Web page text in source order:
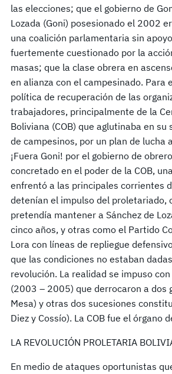
las elecciones; que el gobierno de
Lozada (Goni) posesionado el 2002
una coalición parlamentaria sin
fuertemente cuestionado por la
masas; que la clase obrera en
en alianza con el campesinado. Para
política de recuperación de las
trabajadores, principalmente de la
Boliviana (COB) que aglutinaba en su
de campesinos, por un plan de lucha
¡Fuera Goni! por el gobierno de
concretado en el poder de la COB,
enfrentó a las principales corrientes
detenían el impulso del proletariado,
pretendía mantener a Sánchez de
cinco años, y otras como el Partido
Lora con líneas de repliegue
que las condiciones no estaban
revolución. La realidad se impuso
(2003 – 2005) que derrocaron a dos
Mesa) y otras dos sucesiones
Diez y Cossío). La COB fue el órgano
LA REVOLUCIÓN PROLETARIA
En medio de ataques oportunistas